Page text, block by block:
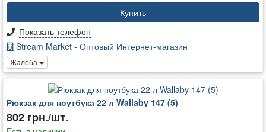
Купить
Показать телефон
Stream Market - Оптовый Интернет-магазин
Жалоба
Рюкзак для ноутбука 22 л Wallaby 147 (5)
802 грн./шт.